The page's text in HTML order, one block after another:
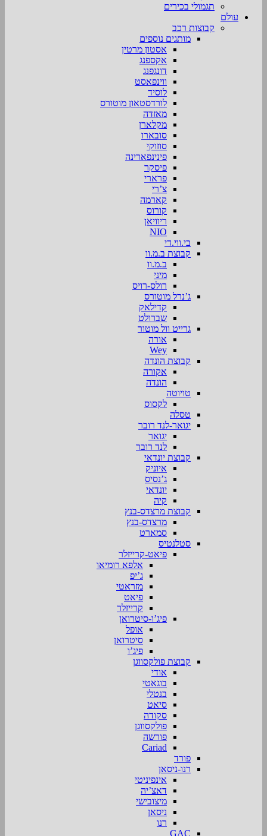
תגמולי בכירים
עולם
קבוצות רכב
מותגים נוספים
אסטון מרטין
אקספנג
דונגפנג
ווינפאסט
לוסיד
לורדסטאון מוטורס
מאזדה
מקלארן
סובארו
סוזוקי
פינינפארינה
פיסקר
פרארי
צ’רי
קארמה
קורוס
ריוויאן
NIO
בי.ווי.די
קבוצת ב.מ.וו
ב.מ.וו
מיני
רולס-רויס
ג’נרל מוטורס
קדילאק
שברולט
גרייט וול מוטור
אורה
Wey
קבוצת הונדה
אקורה
הונדה
טויוטה
לקסוס
טסלה
יגואר-לנד רובר
יגואר
לנד רובר
קבוצת יונדאי
איוניק
ג’נסיס
יונדאי
קיה
קבוצת מרצדס-בנץ
מרצדס-בנץ
סמארט
סטלנטיס
פיאט-קרייזלר
אלפא רומיאו
ג’יפ
מזראטי
פיאט
קרייזלר
פיג’ו-סיטרואן
אופל
סיטרואן
פיג’ו
קבוצת פולקסווגן
אודי
בוגאטי
בנטלי
סיאט
סקודה
פולקסווגן
פורשה
Cariad
פורד
רנו-ניסאן
אינפיניטי
דאצ’יה
מיצובישי
ניסאן
רנו
GAC